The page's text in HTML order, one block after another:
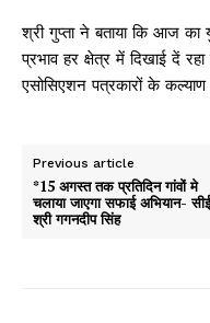
श्री गुप्ता ने बताया कि आज
प्रभाव हर क्षेत्र में दिखाई दें
एसोसिएशन पत्रकारों के
Previous article
*15 अगस्त तक प्रतिदिन गांवों मे
चलाया जाएगा सफाई अभियान-
श्री गगनदीप सिंह